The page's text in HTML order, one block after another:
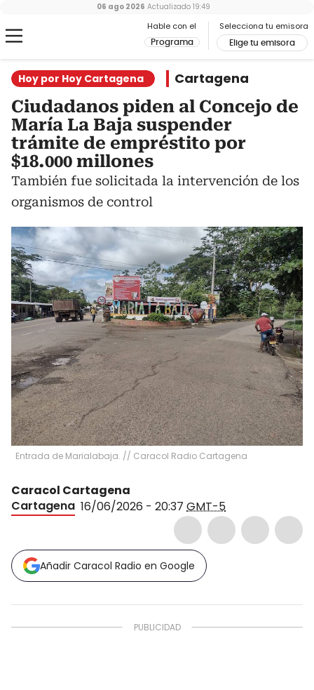
Hable con el
Programa
Selecciona tu emisora
Elige tu emisora
06 ago 2026 Actualizado 19:49
Hoy por Hoy Cartagena Cartagena
Ciudadanos piden al Concejo de
María La Baja suspender
trámite de empréstito por
$18.000 millones
También fue solicitada la intervención de los
organismos de control
Entrada de Marialabaja. // Caracol Radio Cartagena
Caracol Cartagena
Cartagena 16/06/2026 - 20:37 GMT-5
Añadir Caracol Radio en Google